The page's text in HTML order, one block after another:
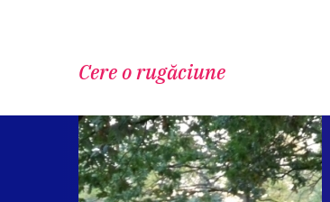
Cere o rugăciune